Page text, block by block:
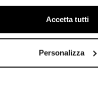
Accetta tutti
Personalizza
Resi e Cambi Merce